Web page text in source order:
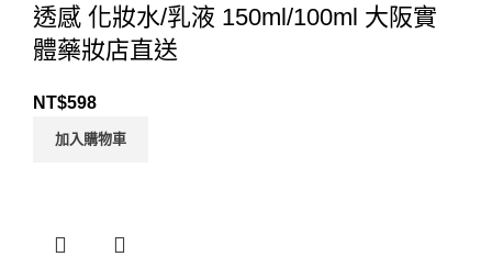
透感 化妝水/乳液 150ml/100ml 大阪實
體藥妝店直送
NT$598
加入購物車